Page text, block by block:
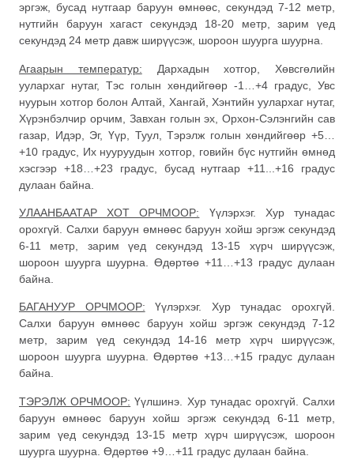
эргэж, бусад нутгаар баруун өмнөөс, секундэд 7-12 метр,
нутгийн баруун хагаст секундэд 18-20 метр, зарим үед
секундэд 24 метр давж ширүүсэж, шороон шуурга шуурна.
Агаарын температур: Дархадын хотгор, Хөвсгөлийн
уулархаг нутаг, Тэс голын хөндийгөөр -1…+4 градус, Увс
нуурын хотгор болон Алтай, Хангай, Хэнтийн уулархаг нутаг,
Хүрэнбэлчир орчим, Завхан голын эх, Орхон-Сэлэнгийн сав
газар, Идэр, Эг, Үүр, Туул, Тэрэлж голын хөндийгөөр +5…
+10 градус, Их нууруудын хотгор, говийн бүс нутгийн өмнөд
хэсгээр +18…+23 градус, бусад нутгаар +11...+16 градус
дулаан байна.
УЛААНБААТАР ХОТ ОРЧМООР: Үүлэрхэг. Хур тунадас
орохгүй. Салхи баруун өмнөөс баруун хойш эргэж секундэд
6-11 метр, зарим үед секундэд 13-15 хүрч ширүүсэж,
шороон шуурга шуурна. Өдөртөө +11…+13 градус дулаан
байна.
БАГАНУУР ОРЧМООР: Үүлэрхэг. Хур тунадас орохгүй.
Салхи баруун өмнөөс баруун хойш эргэж секундэд 7-12
метр, зарим үед секундэд 14-16 метр хүрч ширүүсэж,
шороон шуурга шуурна. Өдөртөө +13…+15 градус дулаан
байна.
ТЭРЭЛЖ ОРЧМООР: Үүлшинэ. Хур тунадас орохгүй. Салхи
баруун өмнөөс баруун хойш эргэж секундэд 6-11 метр,
зарим үед секундэд 13-15 метр хүрч ширүүсэж, шороон
шуурга шуурна. Өдөртөө +9…+11 градус дулаан байна.